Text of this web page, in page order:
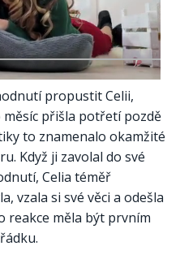
propustit Celii,
přišla potřetí pozdě
to znamenalo okamžité
Když ji zavolal do své
Celia téměř
vzala si své věci a odešla
reakce měla být prvním